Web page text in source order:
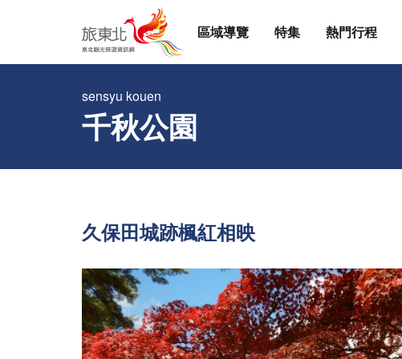
區域導覽 特集 熱門行程
千秋公園
sensyu kouen
久保田城跡楓紅相映